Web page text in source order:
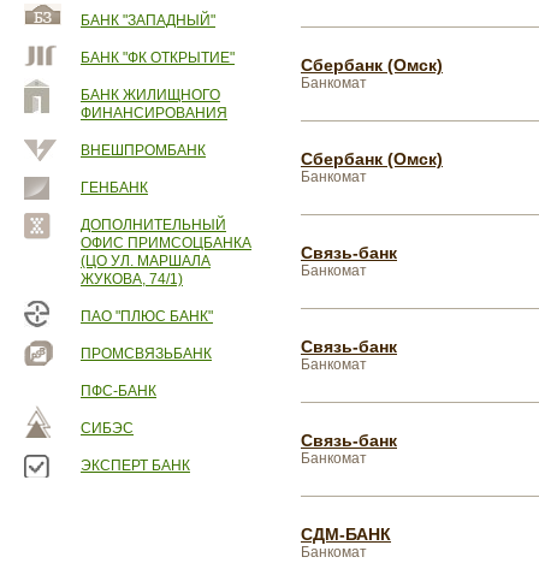
БАНК "ЗАПАДНЫЙ"
БАНК "ФК ОТКРЫТИЕ"
БАНК ЖИЛИЩНОГО
ФИНАНСИРОВАНИЯ
ВНЕШПРОМБАНК
ГЕНБАНК
ДОПОЛНИТЕЛЬНЫЙ
ОФИС ПРИМСОЦБАНКА
(ЦО УЛ. МАРШАЛА
ЖУКОВА, 74/1)
ПАО "ПЛЮС БАНК"
ПРОМСВЯЗЬБАНК
ПФС-БАНК
СИБЭС
ЭКСПЕРТ БАНК
Сбербанк (Омск)
Банкомат
Сбербанк (Омск)
Банкомат
Связь-банк
Банкомат
Связь-банк
Банкомат
Связь-банк
Банкомат
СДМ-БАНК
Банкомат